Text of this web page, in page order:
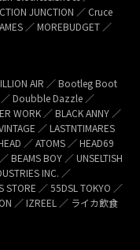
JUNCTION ／ Cruce
／ MOREBUDGET ／
AIR ／ Bootleg Boot
／ Doubble Dazzle ／
WORK ／ BLACK ANNY ／
／ LASTNTIMARES
／ ATOMS ／ HEAD69
BEAMS BOY ／ UNSELTISH
INC. ／
STORE ／ 55DSL TOKYO ／
／ IZREEL ／ ライカ飲食